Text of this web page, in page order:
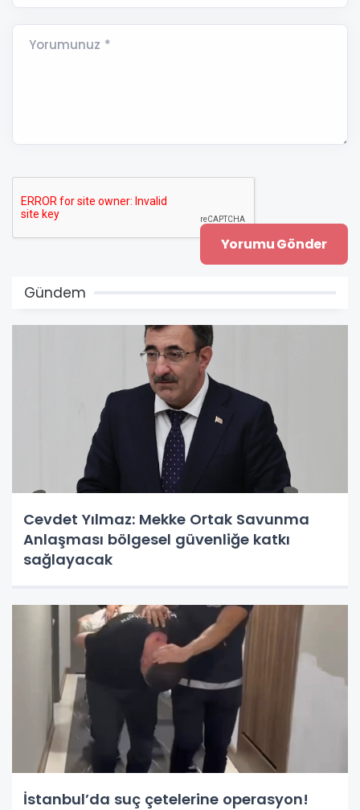
Yorumunuz *
Gündem
Cevdet Yılmaz: Mekke Ortak Savunma
Anlaşması bölgesel güvenliğe katkı
sağlayacak
İstanbul’da suç çetelerine operasyon!